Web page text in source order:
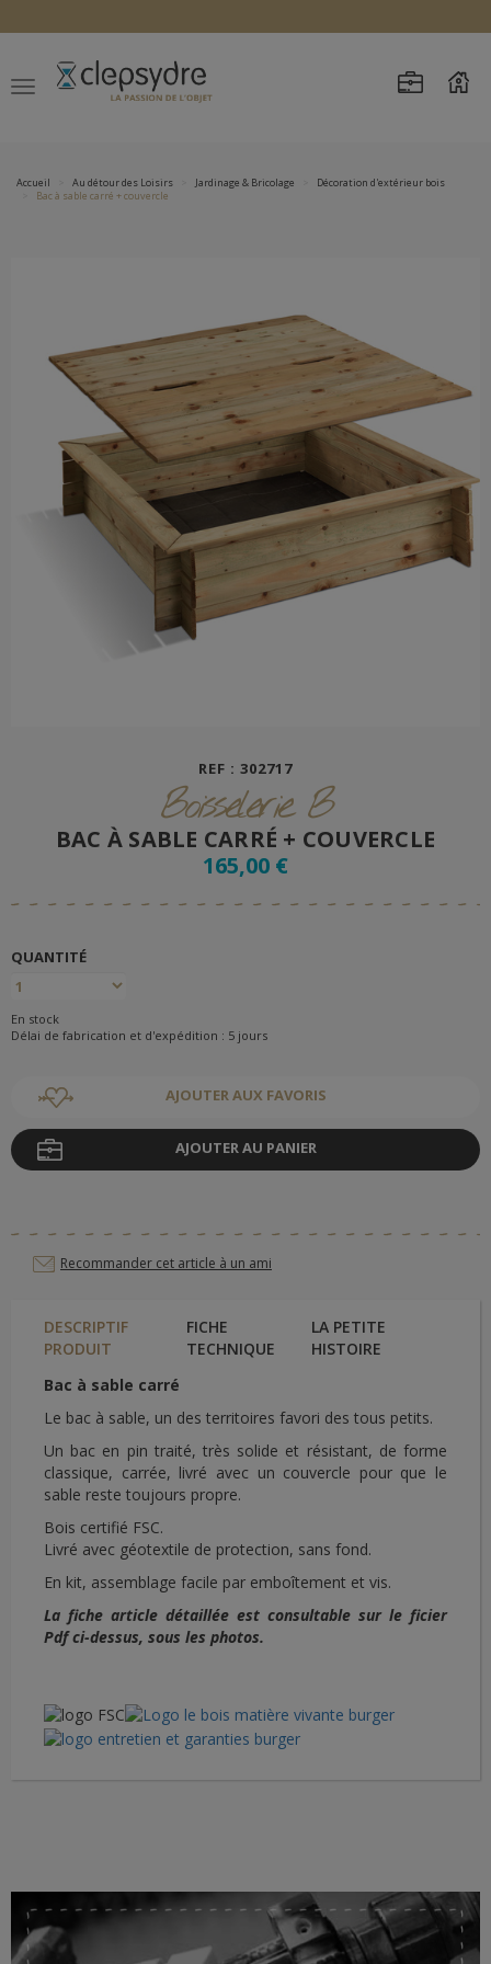
Accueil Au détour des Loisirs Jardinage & Bricolage
Décoration d'extérieur bois
Bac à sable carré + couvercle
REF : 302717
Boisselerie B
BAC À SABLE CARRÉ + COUVERCLE
165,00 €
QUANTITÉ
En stock
Délai de fabrication et d'expédition : 5 jours
AJOUTER AUX FAVORIS
AJOUTER AU PANIER
Recommander cet article à un ami
DESCRIPTIF
PRODUIT
FICHE
TECHNIQUE
LA PETITE
HISTOIRE
Bac à sable carré
Le bac à sable, un des territoires favori des tous petits.
Un bac en pin traité, très solide et résistant, de forme
classique, carrée, livré avec un couvercle pour que le
sable reste toujours propre.
Bois certifié FSC.
Livré avec géotextile de protection, sans fond.
En kit, assemblage facile par emboîtement et vis.
La fiche article détaillée est consultable sur le ficier
Pdf ci-dessus, sous les photos.